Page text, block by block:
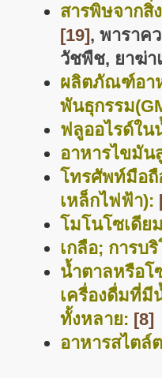
สารพิษจาก
[19],พาราค
วัชพืช, ยาฆ่า
ผลิตภัณฑ์อา
พันธุกรรม
ฟลูออไรด์ใน
อาหารไขมัน
โทรศัพท์มือถื
เหล็กไฟฟ้า):
โมโนโซเดีย
เกลือ; การบ
น้ำตาลหรือโ
เครื่องดื่มที่มี
ทั้งหลาย: [8]
อาหารสไตล์